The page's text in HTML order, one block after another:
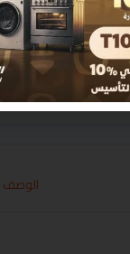
الوصف